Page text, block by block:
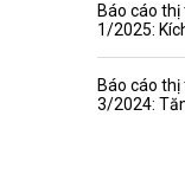
Báo cáo
1/2025:
Báo cáo
3/2024: